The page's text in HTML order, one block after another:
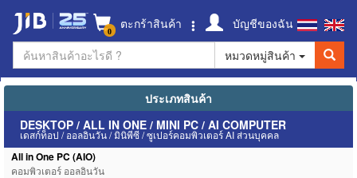
0 ตะกร้าสินค้า
บัญชีของฉัน
หมวดหมู่สินค้า
ประเภทสินค้า
DESKTOP / ALL IN ONE / MINI PC / AI COMPUTER
เดสก์ท็อป / ออลอินวัน / มินิพีซี / ซูเปอร์คอมพิวเตอร์ AI ส่วนบุคคล
All in One PC (AIO)
คอมพิวเตอร์ ออลอินวัน